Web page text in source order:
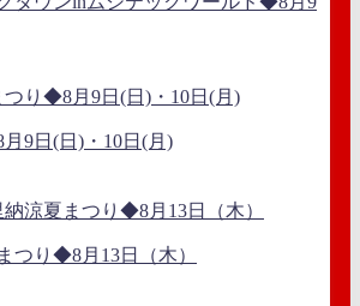
9日(日)・10日(月)
つり◆8月13日（木）